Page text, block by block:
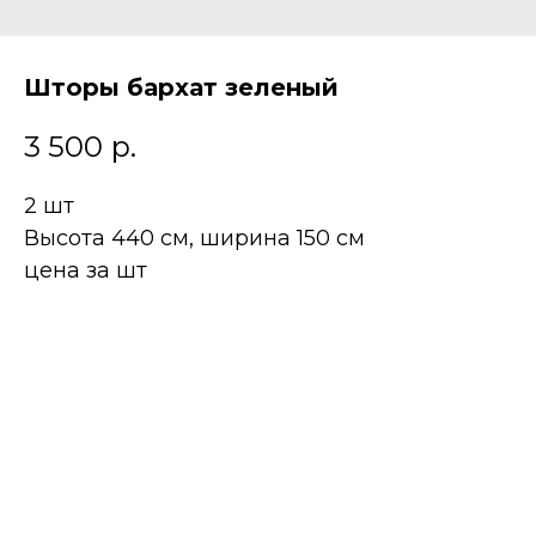
Шторы бархат зеленый
3 500 р.
2 шт
Высота 440 см, ширина 150 см
цена за шт